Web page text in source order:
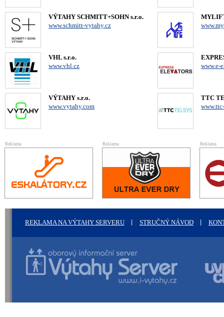
VÝTAHY SCHMITT+SOHN s.r.o.
www.schmitt-vytahy.cz
VHL s.r.o.
www.vhl.cz
www.e-
VÝTAHY s.r.o.
www.vytahy.com
TTC
Reklama Reklama Reklama
REKLAMA NA VÝTAHY SERVERU STRUČNÝ NÁVOD